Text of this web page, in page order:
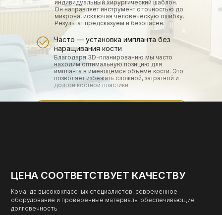
индивидуальный хирургический шаблон.
Он направляет инструмент с точностью до
микрона, исключая человеческую ошибку.
Результат предсказуем и безопасен.
Часто — установка импланта без
наращивания кости
Благодаря 3D-планированию мы часто
находим оптимальную позицию для
импланта в имеющемся объёме кости. Это
позволяет избежать сложной, затратной и
долгой костной пластики
ЦЕНА СООТВЕТСТВУЕТ КАЧЕСТВУ
Команда высококлассных специалистов, современное
оборудование и проверенные материалы обеспечивающие
долговечность